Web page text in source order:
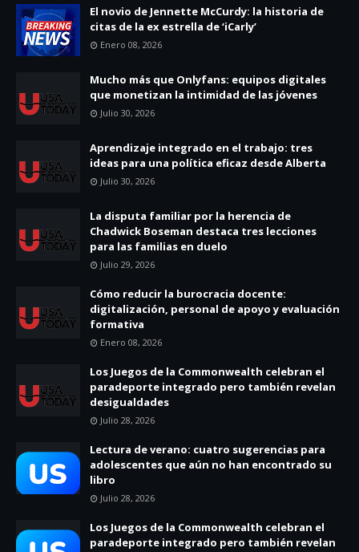
El novio de Jennette McCurdy: la historia de
citas de la ex estrella de ‘iCarly’
Enero 08, 2026
Mucho más que Onlyfans: equipos digitales
que monetizan la intimidad de las jóvenes
Julio 30, 2026
Aprendizaje integrado en el trabajo: tres
ideas para una política eficaz desde Alberta
Julio 30, 2026
La disputa familiar por la herencia de
Chadwick Boseman destaca tres lecciones
para las familias en duelo
Julio 29, 2026
Cómo reducir la burocracia docente:
digitalización, personal de apoyo y evaluación
formativa
Enero 08, 2026
Los Juegos de la Commonwealth celebran el
paradeporte integrado pero también revelan
desigualdades
Julio 28, 2026
Lectura de verano: cuatro sugerencias para
adolescentes que aún no han encontrado su
libro
Julio 28, 2026
Los Juegos de la Commonwealth celebran el
paradeporte integrado pero también revelan